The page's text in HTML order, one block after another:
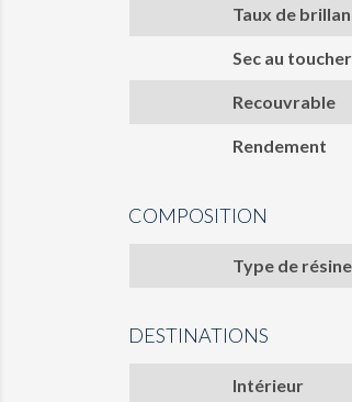
Taux de
Sec au toucher
Recouvrable
Rendement
COMPOSITION
Type de résine
DESTINATIONS
Intérieur